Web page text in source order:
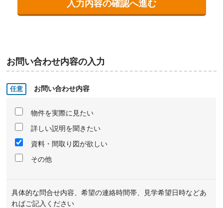
お問い合わせ内容の入力
お問い合わせ内容
物件を実際に見たい
詳しい説明を聞きたい
資料・間取り図が欲しい
その他
具体的な問合せ内容、希望の連絡時間帯、見学希望日時などあ
ればご記入ください